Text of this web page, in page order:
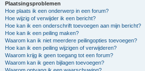
Plaatsingsproblemen
Hoe plaats ik een onderwerp in een forum?
Hoe wijzig of verwijder ik een bericht?
Hoe kan ik een onderschrift toevoegen aan mijn bericht?
Hoe kan ik een peiling maken?
Waarom kan ik niet meerdere peilingopties toevoegen?
Hoe kan ik een peiling wijzigen of verwijderen?
Waarom krijg ik geen toegang tot een forum?
Waarom kan ik geen bijlagen toevoegen?